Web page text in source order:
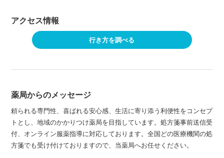
アクセス情報
行き方を調べる
薬局からのメッセージ
頼られる専門性、喜ばれる安心感、生活に寄り添う利便性をコンセプ
トとし、地域のかかりつけ薬局を目指しています。処方箋事前送信受
付、オンライン服薬指導に対応しております。全国どの医療機関の処
方箋でも受け付けておりますので、当薬局へお任せください。